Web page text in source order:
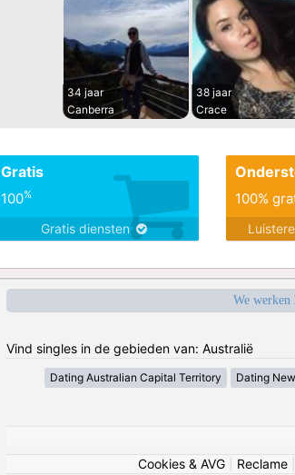
34 jaar
Canberra
38 jaar
Crace
Gratis
100%
Gratis diensten
100%
We werken
Vind singles in de gebieden van: Australië
Dating Australian Capital Territory Dating
Cookies & AVG
Reclame